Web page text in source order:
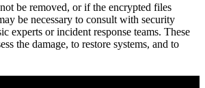
be removed, or if the encrypted files
be necessary to consult with security
experts or incident response teams. These
the damage, to restore systems, and to